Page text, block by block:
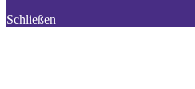
Schließen